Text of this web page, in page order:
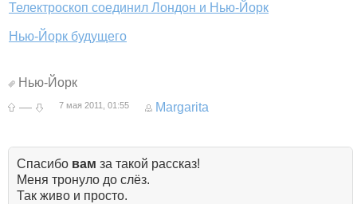
Телектроскоп соединил Лондон и Нью-Йорк
Нью-Йорк будущего
Нью-Йорк
—
7 мая 2011, 01:55 Margarita
Спасибо вам за такой рассказ!
Меня тронуло до слёз.
Так живо и просто.